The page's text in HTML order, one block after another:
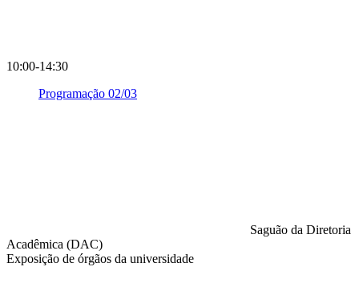
10:00-14:30
Programação 02/03
Saguão da Diretoria
Acadêmica (DAC)
Exposição de órgãos da universidade